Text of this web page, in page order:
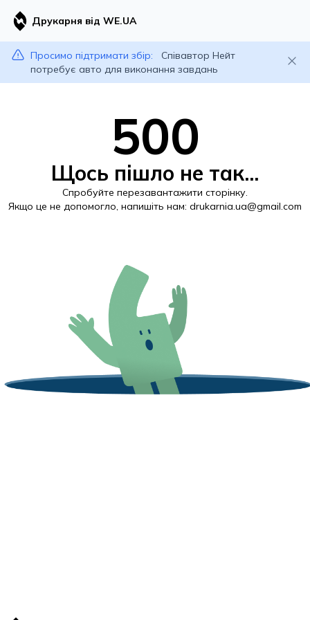
Друкарня від WE.UA
Просимо підтримати збір:
Співавтор Нейт
потребує авто для виконання завдань
500
Щось пішло не так...
Спробуйте перезавантажити сторінку.
Якщо це не допомогло, напишіть нам: drukarnia.ua@gmail.com